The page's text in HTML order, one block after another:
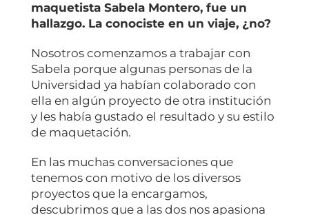
maquetista Sabela Montero, fue un
hallazgo. La conociste en un viaje, ¿no?
Nosotros comenzamos a trabajar con
Sabela porque algunas personas de la
Universidad ya habían colaborado con
ella en algún proyecto de otra institución
y les había gustado el resultado y su estilo
de maquetación.
En las muchas conversaciones que
tenemos con motivo de los diversos
proyectos que la encargamos,
descubrimos que a las dos nos apasiona